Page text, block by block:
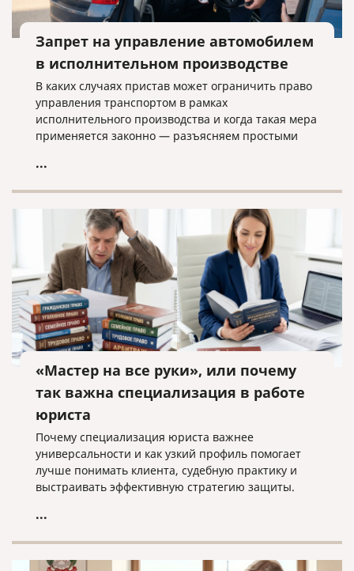
Запрет на управление автомобилем
в исполнительном производстве
В каких случаях пристав может ограничить право
управления транспортом в рамках
исполнительного производства и когда такая мера
применяется законно — разъясняем простыми
...
«Мастер на все руки», или почему
так важна специализация в работе
юриста
Почему специализация юриста важнее
универсальности и как узкий профиль помогает
лучше понимать клиента, судебную практику и
выстраивать эффективную стратегию защиты.
...